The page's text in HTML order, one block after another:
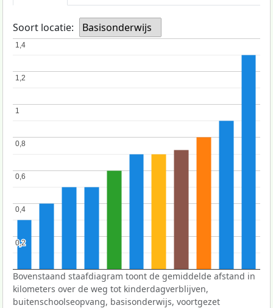
Soort locatie: Basisonderwijs
0,2
0,2
0,4
0,4
0,6
0,6
0,8
0,8
11
1,2
1,2
1,4
1,4
Bovenstaand staafdiagram toont de gemiddelde afstand in
kilometers over de weg tot kinderdagverblijven,
buitenschoolseopvang, basisonderwijs, voortgezet